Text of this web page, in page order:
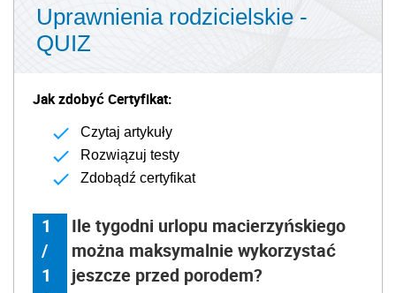
Uprawnienia rodzicielskie -
QUIZ
Jak zdobyć Certyfikat:
Czytaj artykuły
Rozwiązuj testy
Zdobądź certyfikat
1
/
1
Ile tygodni urlopu macierzyńskiego
można maksymalnie wykorzystać
jeszcze przed porodem?